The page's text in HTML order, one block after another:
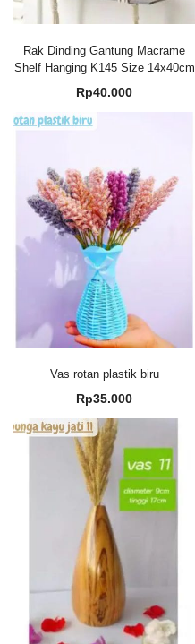
Rak Dinding Gantung Macrame
Shelf Hanging K145 Size 14x40cm
Rp40.000
Vas rotan plastik biru
Rp35.000